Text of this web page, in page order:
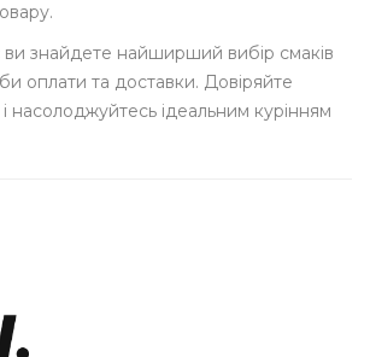
ви знайдете найширший вибір смаків
оплати та доставки. Довіряйте
насолоджуйтесь ідеальним курінням